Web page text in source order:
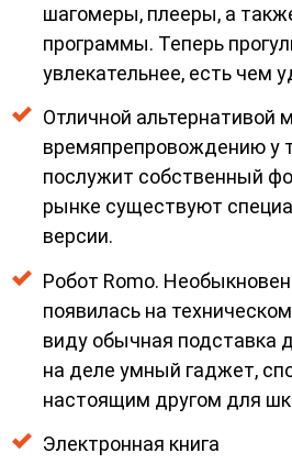
шагомеры, плееры, а
программы. Теперь
увлекательнее, есть чем
Отличной альтернативой
времяпрепровождению у
послужит собственный
рынке существуют
версии.
Робот Romo.
появилась на
виду обычная подставка
на деле умный гаджет,
настоящим другом для
Электронная книга